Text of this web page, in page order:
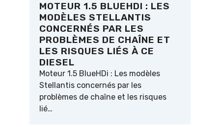
MOTEUR 1.5 BLUEHDI : LES
MODÈLES STELLANTIS
CONCERNÉS PAR LES
PROBLÈMES DE CHAÎNE ET
LES RISQUES LIÉS À CE
DIESEL
Moteur 1.5 BlueHDi : Les modèles
Stellantis concernés par les
problèmes de chaîne et les risques
lié…